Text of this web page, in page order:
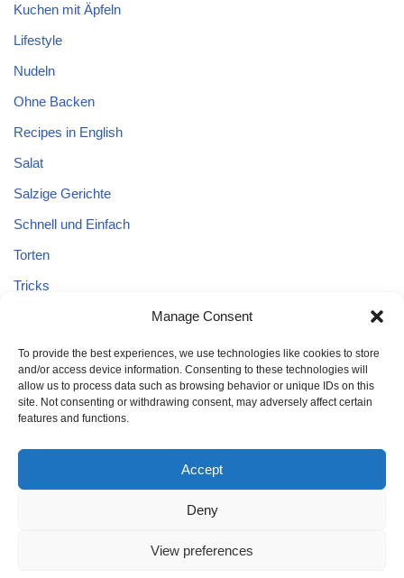
Manage Consent
To provide the best experiences, we use technologies like cookies to store
and/or access device information. Consenting to these technologies will
allow us to process data such as browsing behavior or unique IDs on this
site. Not consenting or withdrawing consent, may adversely affect certain
features and functions.
Accept
Deny
View preferences
Kuchen mit Äpfeln
Lifestyle
Nudeln
Ohne Backen
Recipes in English
Salat
Salzige Gerichte
Schnell und Einfach
Torten
Tricks
Uncategorized
Vegane Kuchen
Schnell und Einfach
Gesund